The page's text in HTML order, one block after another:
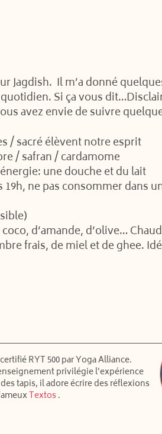
Jagdish. Il m’a donné
Si ça vous dit…
avez envie de suivre
/ sacré élèvent notre esprit
/ safran / cardamome
une douche et du lait
ne pas consommer dans
d’amande, d’olive…
frais, de miel et de ghee.
RYT 500 par Yoga Alliance.
privilégie l'expérience
tapis, il adore écrire des réflexions
Textos.